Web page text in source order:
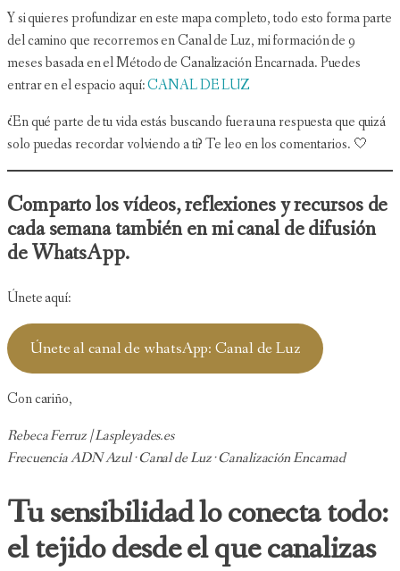
Y si quieres profundizar en este mapa completo, todo esto forma parte
del camino que recorremos en Canal de Luz, mi formación de 9
meses basada en el Método de Canalización Encarnada. Puedes
entrar en el espacio aquí:CANAL DE LUZ
¿En qué parte de tu vida estás buscando fuera una respuesta que quizá
solo puedas recordar volviendo a ti? Te leo en los comentarios. 🤍
Comparto los vídeos, reflexiones y recursos de
cada semana también en mi canal de difusión
de WhatsApp.
Únete aquí:
Únete al canal de whatsApp: Canal de Luz
Con cariño,
Rebeca Ferruz | Laspleyades.es
Frecuencia ADN Azul · Canal de Luz · Canalización Encarnad
Tu sensibilidad lo conecta todo:
el tejido desde el que canalizas